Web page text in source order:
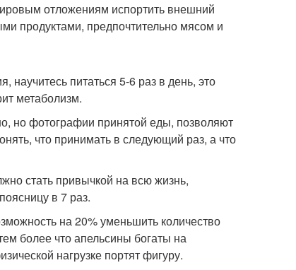
отложениям испортить внешний
продуктами, предпочтительно мясом и
научитесь питаться 5-6 раз в день, это
метаболизм.
но фотографии принятой еды, позволяют
что принимать в следующий раз, а что
стать привычкой на всю жизнь,
в 7 раз.
на 20% уменьшить количество
более что апельсины богаты на
нагрузке портят фигуру.